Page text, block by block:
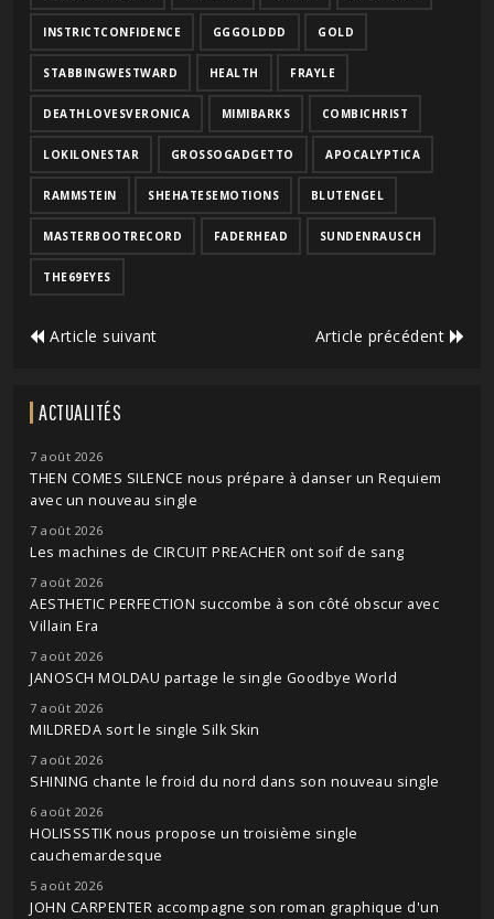
INSTRICTCONFIDENCE GGGOLDDD GOLD
STABBINGWESTWARD HEALTH FRAYLE
DEATHLOVESVERONICA MIMIBARKS COMBICHRIST
LOKILONESTAR GROSSOGADGETTO APOCALYPTICA
RAMMSTEIN SHEHATESEMOTIONS BLUTENGEL
MASTERBOOTRECORD FADERHEAD SUNDENRAUSCH
THE69EYES
Article suivant Article précédent
ACTUALITÉS
7 août 2026
THEN COMES SILENCE nous prépare à danser un Requiem
avec un nouveau single
7 août 2026
Les machines de CIRCUIT PREACHER ont soif de sang
7 août 2026
AESTHETIC PERFECTION succombe à son côté obscur avec
Villain Era
7 août 2026
JANOSCH MOLDAU partage le single Goodbye World
7 août 2026
MILDREDA sort le single Silk Skin
7 août 2026
SHINING chante le froid du nord dans son nouveau single
6 août 2026
HOLISSSTIK nous propose un troisième single
cauchemardesque
5 août 2026
JOHN CARPENTER accompagne son roman graphique d'un